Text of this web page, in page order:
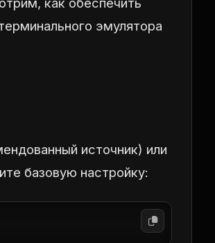
эмулятора
источник) или
базовую настройку: